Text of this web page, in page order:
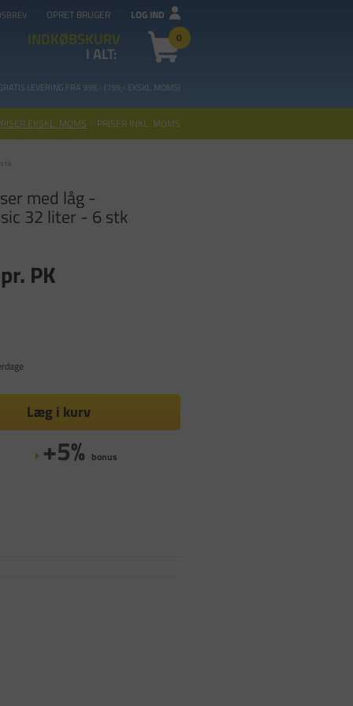
OPRET BRUGER LOG IND
INDKØBSKURV 0
I ALT:
LEVERING FRA 999,- (799,- EKSKL. MOMS)
EKSKL. MOMS | PRISER INKL. MOMS
med låg -
32 liter - 6 stk
pr. PK
Læg i kurv
+5% bonus